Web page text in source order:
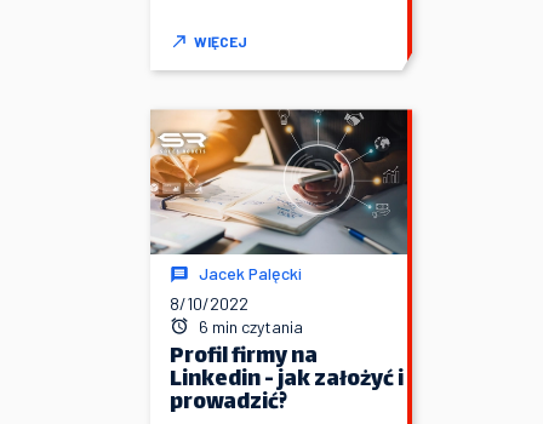
WIĘCEJ
Jacek Palęcki
8/10/2022
6 min czytania
Profil firmy na
Linkedin - jak założyć i
prowadzić?